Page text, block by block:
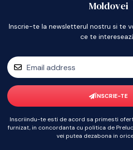
Moldovei
Inscrie-te la newsletterul nostru si te
ce te
ÎNSCRIE-TE
Inscriindu-te esti de acord sa primesti
furnizat, in concordanta cu politica de
vei putea dezabona in